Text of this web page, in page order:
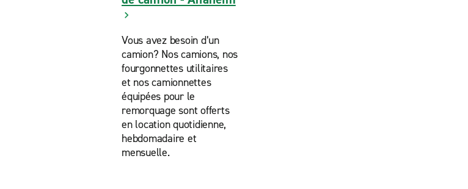
Vous avez besoin d’un
camion? Nos camions, nos
fourgonnettes utilitaires
et nos camionnettes
équipées pour le
remorquage sont offerts
en location quotidienne,
hebdomadaire et
mensuelle.